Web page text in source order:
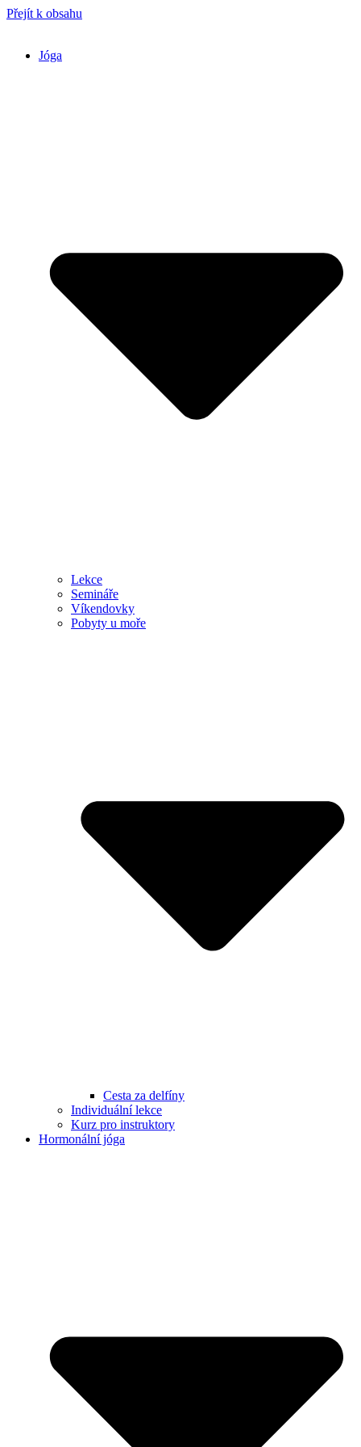
Přejít k obsahu
Jóga
Lekce
Semináře
Víkendovky
Pobyty u moře
Cesta za delfíny
Individuální lekce
Kurz pro instruktory
Hormonální jóga